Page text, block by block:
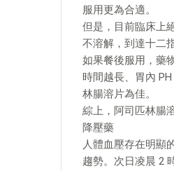
服用更為合適。
但是，目前臨床上
不溶解，到達十二
如果餐後服用，藥
時間越長、胃內
林腸溶片為佳。
綜上，阿司匹林腸
降壓藥
人體血壓存在明顯
趨勢。次日凌晨 2